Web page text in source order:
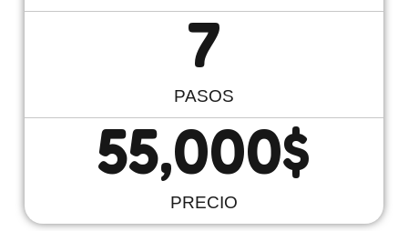
PASOS
7
PRECIO
55,000$